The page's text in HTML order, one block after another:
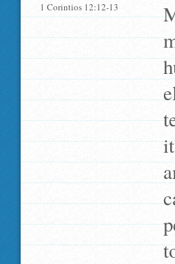
1 Corintios 12:12-13